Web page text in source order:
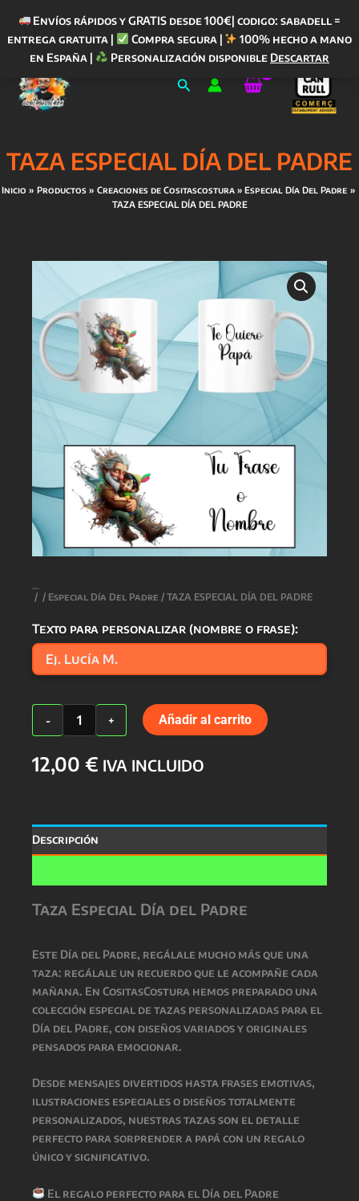
Envíos rápidos y GRATIS desde 100€| codigo: sabadell =
entrega gratuita |
Compra segura |
100% hecho a mano
en España |
Personalización disponible Descartar
contenido
Buscar
TAZA ESPECIAL DÍA DEL PADRE
Inicio Productos Creaciones de Cositascostura
Especial Día Del Padre
TAZA ESPECIAL DÍA DEL PADRE
/ / Especial Día Del Padre / TAZA ESPECIAL DÍA DEL PADRE
Texto para personalizar (nombre o frase):
-
TAZA
ESPECIAL
DEL
PADRE
+ Añadir al carrito
12,00 € IVA INCLUIDO
Descripción
Taza Especial Día del Padre
Este Día del Padre, regálale mucho más que una
taza: regálale un recuerdo que le acompañe cada
mañana. En CositasCostura hemos preparado una
colección especial de tazas personalizadas para el
Día del Padre, con diseños variados y originales
pensados para emocionar.
Desde mensajes divertidos hasta frases emotivas,
ilustraciones especiales o diseños totalmente
personalizados, nuestras tazas son el detalle
perfecto para sorprender a papá con un regalo
único y significativo.
El regalo perfecto para el Día del Padre